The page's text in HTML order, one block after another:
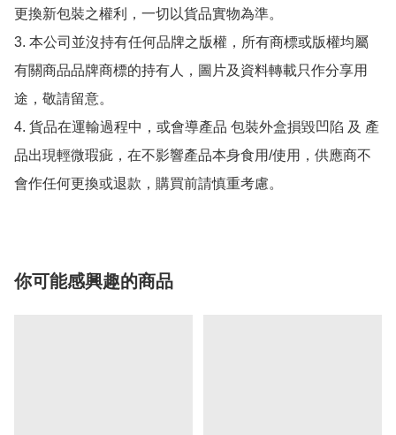
更換新包裝之權利，一切以貨品實物為準。
3. 本公司並沒持有任何品牌之版權，所有商標或版權均屬
有關商品品牌商標的持有人，圖片及資料轉載只作分享用
途，敬請留意。
4. 貨品在運輸過程中，或會導產品 包裝外盒損毀凹陷 及 產
品出現輕微瑕疵，在不影響產品本身食用/使用，供應商不
你可能感興趣的商品